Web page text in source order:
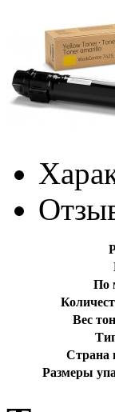
По
Вес
Страна
Размеры